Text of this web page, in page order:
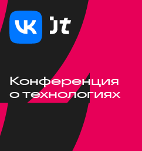
Конференция
о технологиях